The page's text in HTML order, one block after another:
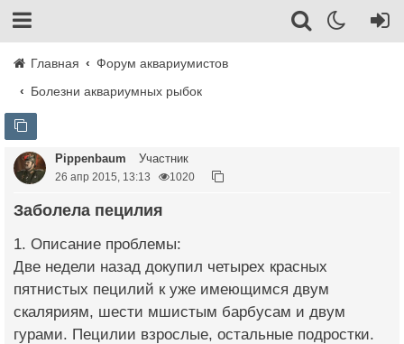
Главная
Форум аквариумистов
Болезни аквариумных рыбок
Pippenbaum Участник
26 апр 2015, 13:13 1020
Заболела пецилия
1. Описание проблемы:
Две недели назад докупил четырех красных
пятнистых пецилий к уже имеющимся двум
скаляриям, шести мшистым барбусам и двум
гурами. Пецилии взрослые, остальные подростки.